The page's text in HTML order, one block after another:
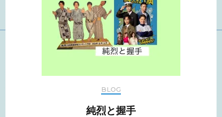
BLOG
純烈と握手